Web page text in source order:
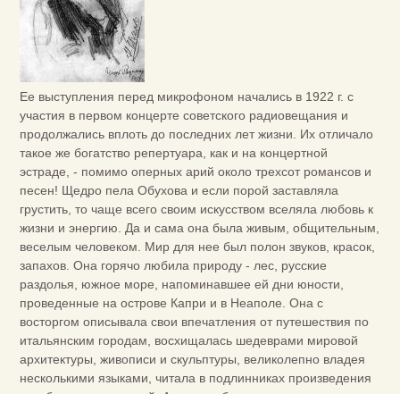
Ее выступления перед микрофоном начались в 1922 г. с
участия в первом концерте советского радиовещания и
продолжались вплоть до последних лет жизни. Их отличало
такое же богатство репертуара, как и на концертной
эстраде, - помимо оперных арий около трехсот романсов и
песен! Щедро пела Обухова и если порой заставляла
грустить, то чаще всего своим искусством вселяла любовь к
жизни и энергию. Да и сама она была живым, общительным,
веселым человеком. Мир для нее был полон звуков, красок,
запахов. Она горячо любила природу - лес, русские
раздолья, южное море, напоминавшее ей дни юности,
проведенные на острове Капри и в Неаполе. Она с
восторгом описывала свои впечатления от путешествия по
итальянским городам, восхищалась шедеврами мировой
архитектуры, живописи и скульптуры, великолепно владея
несколькими языками, читала в подлинниках произведения